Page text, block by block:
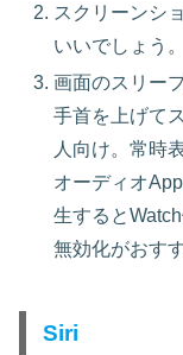
スクリーンシ
いいでしょう。
画面のスリー
手首を上げて
人向け。常時
オーディオ
生すると
無効化がおすす
Siri